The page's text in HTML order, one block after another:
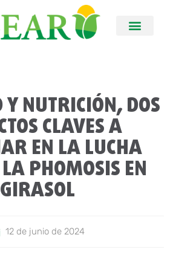
NUTRICIÓN, DOS
CLAVES A
EN LA LUCHA
PHOMOSIS EN
GIRASOL
12 de junio de 2024